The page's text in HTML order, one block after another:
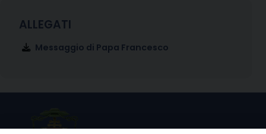
Messaggio di Papa Francesco